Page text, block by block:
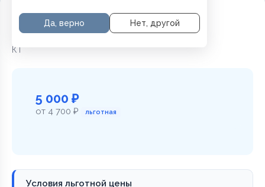
Да, верно Нет, другой
КТ мягких тканей в Ачинске
КТ
5 000 ₽
от 4 700 ₽ льготная
Условия льготной цены